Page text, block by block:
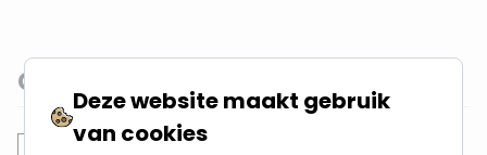
Gerelateerde categorieën
Deze website maakt gebruik
van cookies